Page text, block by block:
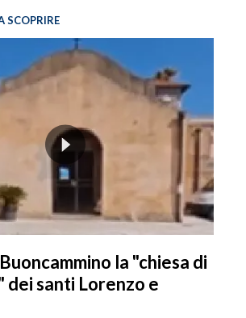
SCOPRIRE
la "chiesa di
dei santi Lorenzo e